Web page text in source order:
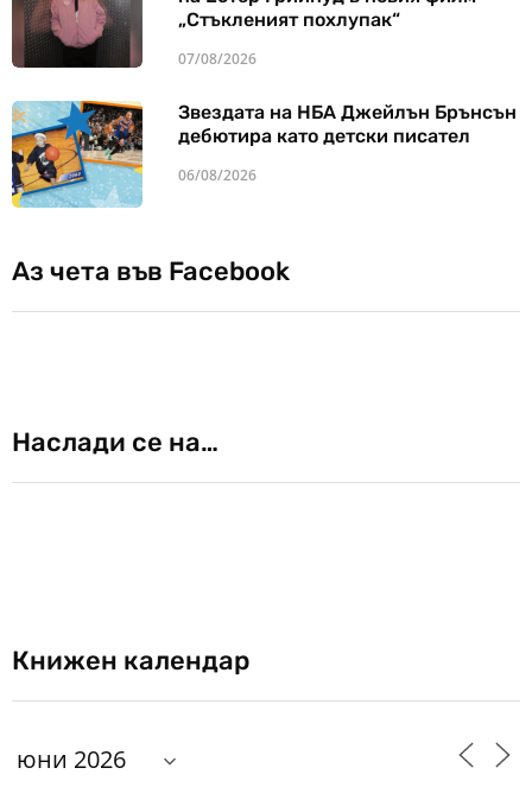
„Стъкленият похлупак“
07/08/2026
Звездата на НБА Джейлън Брънсън
дебютира като детски писател
06/08/2026
Аз чета във Facebook
Наслади се на…
Книжен календар